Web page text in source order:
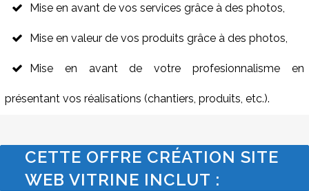
Mise en avant de vos services grâce à des photos,
Mise en valeur de vos produits grâce à des photos,
Mise en avant de votre profesionnalisme en
présentant vos réalisations (chantiers, produits, etc.).
CETTE OFFRE CRÉATION SITE
WEB VITRINE INCLUT :